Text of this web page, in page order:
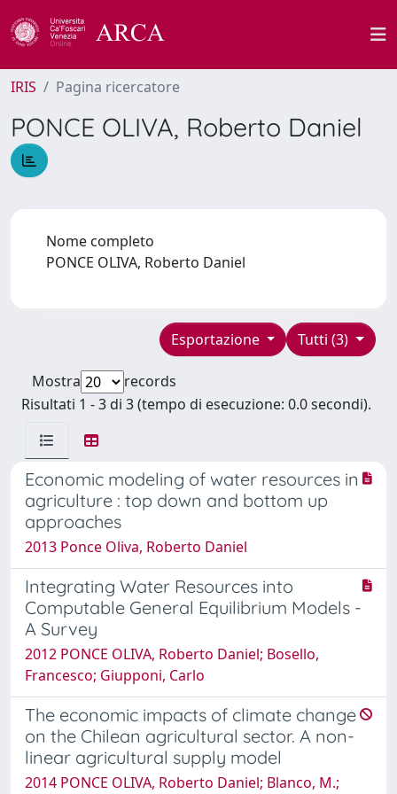
IRIS Pagina ricercatore
PONCE OLIVA, Roberto Daniel
Nome completo
PONCE OLIVA, Roberto Daniel
Tutti (3)
Esportazione
Mostra
records
Risultati 1 - 3 di 3 (tempo di esecuzione: 0.0 secondi).
Economic modeling of water resources in
agriculture : top down and bottom up
approaches
2013 Ponce Oliva, Roberto Daniel
Integrating Water Resources into
Computable General Equilibrium Models -
A Survey
2012 PONCE OLIVA, Roberto Daniel; Bosello,
Francesco; Giupponi, Carlo
The economic impacts of climate change
on the Chilean agricultural sector. A non-
linear agricultural supply model
2014 PONCE OLIVA, Roberto Daniel; Blanco, M.;